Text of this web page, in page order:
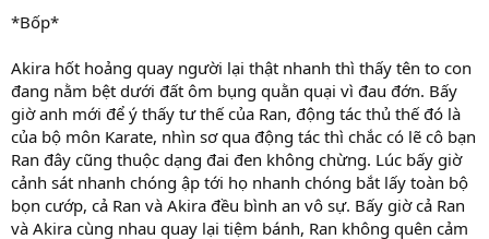
*Bốp*
Akira hốt hoảng quay người lại thật nhanh thì thấy tên to con
đang nằm bệt dưới đất ôm bụng quằn quại vì đau đớn. Bấy
giờ anh mới để ý thấy tư thế của Ran, động tác thủ thế đó là
của bộ môn Karate, nhìn sơ qua động tác thì chắc có lẽ cô bạn
Ran đây cũng thuộc dạng đai đen không chừng. Lúc bấy giờ
cảnh sát nhanh chóng ập tới họ nhanh chóng bắt lấy toàn bộ
bọn cướp, cả Ran và Akira đều bình an vô sự. Bấy giờ cả Ran
và Akira cùng nhau quay lại tiệm bánh, Ran không quên cảm